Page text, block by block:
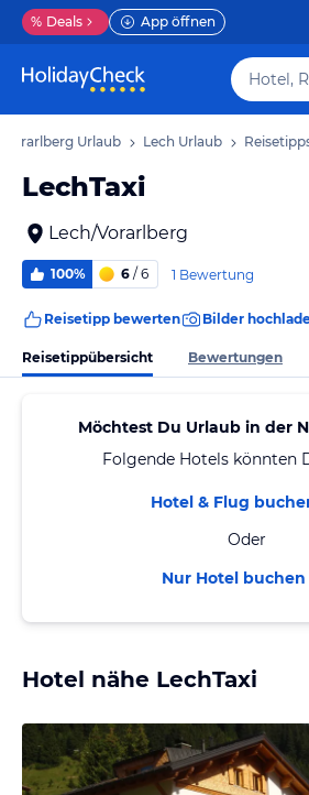
% Deals App öffnen
Vorarlberg Urlaub Lech Urlaub
LechTaxi
Lech/Vorarlberg
100% 6 / 6 1 Bewertung
Reisetipp bewerten Bilder
Reisetippübersicht Bewertungen
Möchtest Du Urlaub in der
Folgende Hotels könnten
Hotel & Flug
Oder
Nur Hotel buchen
Hotel nähe LechTaxi